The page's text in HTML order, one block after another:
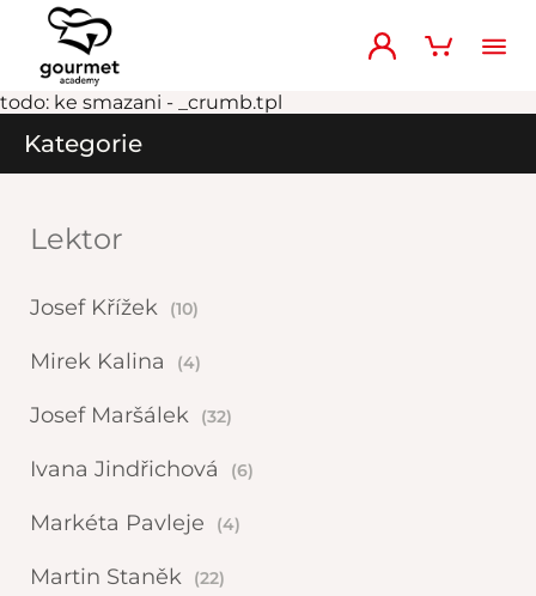
todo: ke smazani - _crumb.tpl
Kategorie
Lektor
Josef Křížek (10)
Mirek Kalina (4)
Josef Maršálek (32)
Ivana Jindřichová (6)
Markéta Pavleje (4)
Martin Staněk (22)